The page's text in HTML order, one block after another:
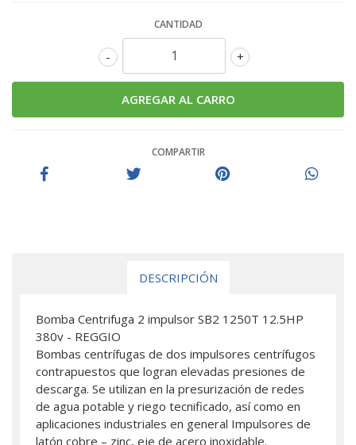
CANTIDAD
+
-
COMPARTIR
DESCRIPCIÓN
Bomba Centrifuga 2 impulsor SB2 1250T 12.5HP
380v - REGGIO
Bombas centrífugas de dos impulsores centrífugos
contrapuestos que logran elevadas presiones de
descarga. Se utilizan en la presurización de redes
de agua potable y riego tecnificado, así como en
aplicaciones industriales en general Impulsores de
latón cobre – zinc, eje de acero inoxidable.